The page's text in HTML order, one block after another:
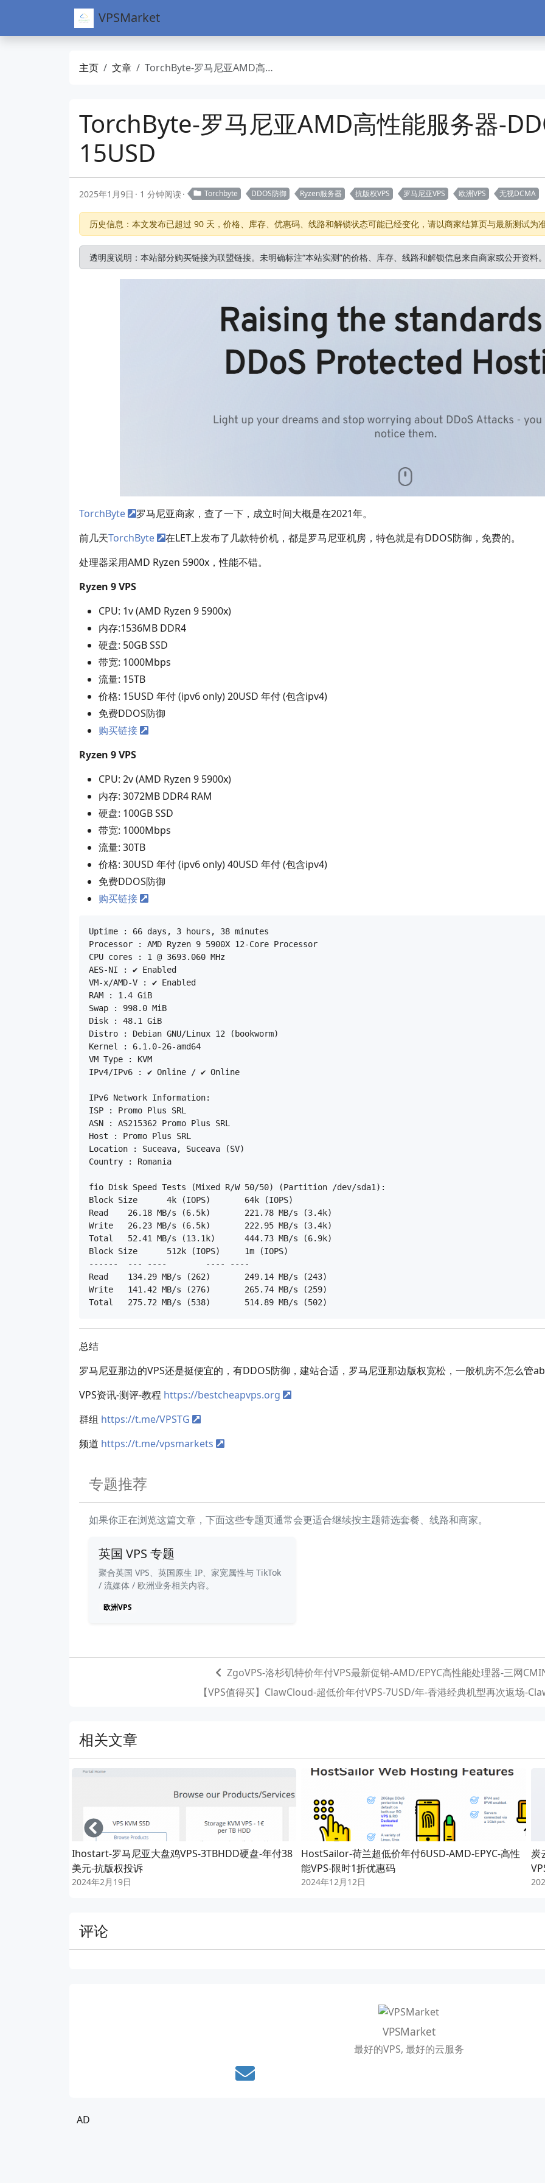
VPSMarket
主页 文章 TorchByte-罗马尼亚AMD高性能服务器-DDOS防御-年付低至15USD
TorchByte-罗马尼亚AMD高性能服务器-
15USD
2025年1月9日 1 分钟阅读 Torchbyte DDOS防御 Ryzen服务器 抗版权VPS 罗马尼亚VPS 欧洲VPS 无视DCMA
历史信息：本文发布已超过 90 天，价格、库存、优惠码、线路和解锁状态可能已经变化，请以商家结算页与最新测试为
透明度说明：本站部分购买链接为联盟链接。未明确标注“本站实测”的价格、库存、线路和解锁信息来自商家或公开资料
TorchByte
罗马尼亚商家，查了一下，成立时间大概是在2021年。
前几天TorchByte
在LET上发布了几款特价机，都是罗马尼亚机房，特色就是有DDOS防御，免费的。
处理器采用AMD Ryzen 5900x，性能不错。
Ryzen 9 VPS
CPU: 1v (AMD Ryzen 9 5900x)
内存:1536MB DDR4
硬盘: 50GB SSD
带宽: 1000Mbps
流量: 15TB
价格: 15USD 年付 (ipv6 only) 20USD 年付 (包含ipv4)
免费DDOS防御
购买链接
Ryzen 9 VPS
CPU: 2v (AMD Ryzen 9 5900x)
内存: 3072MB DDR4 RAM
硬盘: 100GB SSD
带宽: 1000Mbps
流量: 30TB
价格: 30USD 年付 (ipv6 only) 40USD 年付 (包含ipv4)
免费DDOS防御
购买链接
Uptime : 66 days, 3 hours, 38 minutes
Processor : AMD Ryzen 9 5900X 12-Core Processor
CPU cores : 1 @ 3693.060 MHz
AES-NI : ✔ Enabled
VM-x/AMD-V : ✔ Enabled
RAM : 1.4 GiB
Swap : 998.0 MiB
Disk : 48.1 GiB
Distro : Debian GNU/Linux 12 (bookworm)
Kernel : 6.1.0-26-amd64
VM Type : KVM
IPv4/IPv6 : ✔ Online / ✔ Online
IPv6 Network Information:
ISP : Promo Plus SRL
ASN : AS215362 Promo Plus SRL
Host : Promo Plus SRL
Location : Suceava, Suceava (SV)
Country : Romania
fio Disk Speed Tests (Mixed R/W 50/50) (Partition /dev/sda1):
Block Size	4k (IOPS)	64k (IOPS)
Read	26.18 MB/s (6.5k)	221.78 MB/s (3.4k)
Write	26.23 MB/s (6.5k)	222.95 MB/s (3.4k)
Total	52.41 MB/s (13.1k)	444.73 MB/s (6.9k)
Block Size	512k (IOPS)	1m (IOPS)
------	--- ----	---- ----
Read	134.29 MB/s (262)	249.14 MB/s (243)
Write	141.42 MB/s (276)	265.74 MB/s (259)
总结
罗马尼亚那边的VPS还是挺便宜的，有DDOS防御，建站合适，罗马尼亚那边版权宽松，一般机房不怎么管
VPS资讯-测评-教程 https://bestcheapvps.org
群组 https://t.me/VPSTG
频道 https://t.me/vpsmarkets
专题推荐
如果你正在浏览这篇文章，下面这些专题页通常会更适合继续按主题筛选套餐、线路和商家。
英国 VPS 专题
聚合英国 VPS、英国原生 IP、家宽属性与 TikTok
/ 流媒体 / 欧洲业务相关内容。
欧洲VPS
ZgoVPS-洛杉矶特价年付VPS最新促销-AMD/EPYC高性能处理器-三网
【VPS值得买】ClawCloud-超低价年付VPS-7USD/年-香港经典机型再次返场-
相关文章
Ihostart-罗马尼亚大盘鸡VPS-3TBHDD硬盘-年付38
美元-抗版权投诉
2024年2月19日
HostSailor-荷兰超低价年付6USD-AMD-EPYC-高性
能VPS-限时1折优惠码
2024年12月12日
炭
Left
评论
VPSMarket
最好的VPS, 最好的云服务
AD